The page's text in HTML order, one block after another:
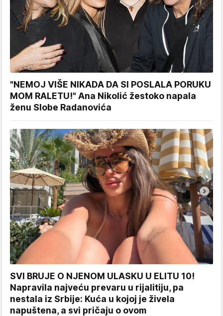
"NEMOJ VIŠE NIKADA DA SI POSLALA PORUKU
MOM RALETU!" Ana Nikolić žestoko napala
ženu Slobe Radanovića
SVI BRUJE O NJENOM ULASKU U ELITU 10!
Napravila najveću prevaru u rijalitiju, pa
nestala iz Srbije: Kuća u kojoj je živela
napuštena, a svi pričaju o ovom